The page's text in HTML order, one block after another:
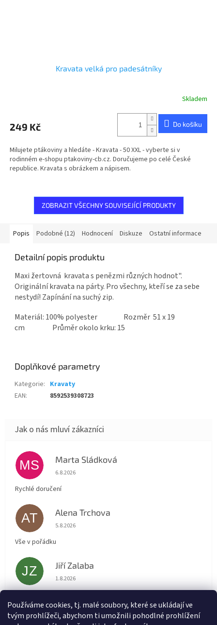
Používáme cookies, tj. malé soubory, které se ukládají ve
tvým prohlížeči, abychom ti umožnili pohodlné prohlížení
Kravata velká pro padesátníky
Skladem
249 Kč Do košíku
Milujete ptákoviny a hledáte - Kravata - 50 XXL - vyberte si v
rodinném e-shopu ptakoviny-cb.cz. Doručujeme po celé České
republice. Kravata s obrázkem a nápisem.
ZOBRAZIT VŠECHNY SOUVISEJÍCÍ PRODUKTY
Popis Podobné (12) Hodnocení Diskuze Ostatní informace
Detailní popis produktu
Maxi žertovná kravata s penězmi různých hodnot".
Originální kravata na párty. Pro všechny, kteří se za sebe
nestydí! Zapínání na suchý zip.
Materiál: 100% polyester Rozměr 51 x 19
cm Průměr okolo krku: 15
Doplňkové parametry
Kategorie: Kravaty
EAN: 8592539308723
MS Marta Sládková
Hodnocení obchodu je 5 z 5 hvězdiček.
6.8.2026
Rychlé doručení
AT Alena Trchova
Hodnocení obchodu je 5 z 5 hvězdiček.
5.8.2026
Vše v pořádku
JZ Jiří Zalaba
Hodnocení obchodu je 5 z 5 hvězdiček.
1.8.2026
Lída